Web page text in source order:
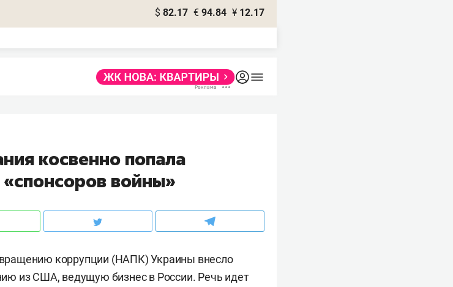
$ 82.17 € 94.84 ¥ 12.17
косвенно попала
войны»
коррупции (НАПК) Украины внесло
из США, ведущую бизнес в России. Речь идет